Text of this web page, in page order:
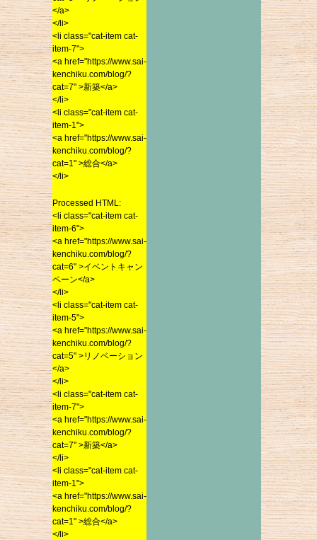
2016年2月
2016年1月
2015年12月
2015年11月
2015年9月
2015年8月
2015年7月
2015年4月
2015年3月
2015年2月
2015年1月
2014年12月
2014年11月
2014年10月
2014年9月
2014年8月
2014年7月
2014年4月
2014年3月
2014年2月
2014年1月
2013年11月
2013年10月
2013年9月
</li>
<li class="cat-item cat-
item-7">
<a href="https://www.sai-
kenchiku.com/blog/?
cat=7" >新築</a>
</li>
<li class="cat-item cat-
item-1">
<a href="https://www.sai-
kenchiku.com/blog/?
cat=1" >総合</a>
</li>
<li class="cat-item cat-
item-6">
<a href="https://www.sai-
kenchiku.com/blog/?
cat=6" >イベントキャン
ペーン</a>
</li>
<li class="cat-item cat-
item-5">
<a href="https://www.sai-
kenchiku.com/blog/?
cat=5" >リノベーション
</a>
</li>
<li class="cat-item cat-
item-7">
<a href="https://www.sai-
kenchiku.com/blog/?
cat=7" >新築</a>
</li>
<li class="cat-item cat-
item-1">
<a href="https://www.sai-
kenchiku.com/blog/?
cat=1" >総合</a>
</li>
</a>
</li>
<li class="cat-item cat-
item-7">
<a href="https://www.sai-
kenchiku.com/blog/?
cat=7" >新築</a>
</li>
<li class="cat-item cat-
item-1">
<a href="https://www.sai-
kenchiku.com/blog/?
cat=1" >総合</a>
</li>
Processed HTML:
<li class="cat-item cat-
item-6">
<a href="https://www.sai-
kenchiku.com/blog/?
cat=6" >イベントキャン
ペーン</a>
</li>
<li class="cat-item cat-
item-5">
<a href="https://www.sai-
kenchiku.com/blog/?
cat=5" >リノベーション
</a>
</li>
<li class="cat-item cat-
item-7">
<a href="https://www.sai-
kenchiku.com/blog/?
cat=7" >新築</a>
</li>
<li class="cat-item cat-
item-1">
<a href="https://www.sai-
kenchiku.com/blog/?
cat=1" >総合</a>
</li>